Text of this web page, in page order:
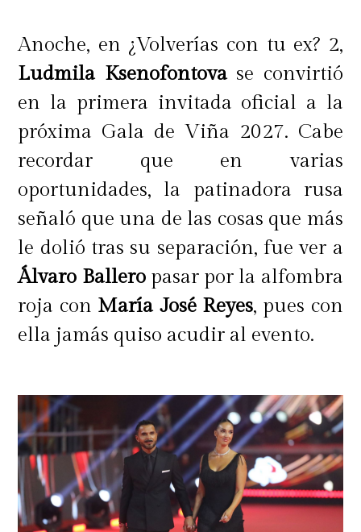
Anoche, en ¿Volverías con tu ex? 2,
Ludmila Ksenofontovase convirtió
en la primera invitada oficial a la
próxima Gala de Viña 2027. Cabe
recordar que en varias
oportunidades, la patinadora rusa
señaló que una de las cosas que más
le dolió tras su separación, fue ver a
Álvaro Balleropasar por la alfombra
roja con María José Reyes, pues con
ella jamás quiso acudir al evento.